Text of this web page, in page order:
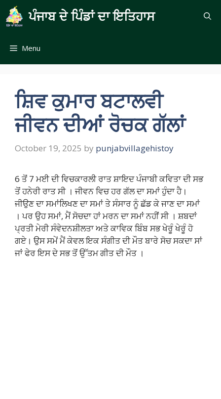
Skip
to
content
ਪੰਜਾਬ ਦੇ ਪਿੰਡਾਂ ਦਾ ਇਤਿਹਾਸ
Menu
ਸ਼ਿਵ ਕੁਮਾਰ ਬਟਾਲਵੀ
ਜੀਵਨ ਦੀਆਂ ਰੋਚਕ ਗੱਲਾਂ
October 19, 2025 by punjabvillagehistoy
6 ਤੋਂ 7 ਮਈ ਦੀ ਵਿਚਕਾਰਲੀ ਰਾਤ ਸ਼ਾਇਦ ਪੰਜਾਬੀ ਕਵਿਤਾ ਦੀ ਸਭ
ਤੋਂ ਹਨੇਰੀ ਰਾਤ ਸੀ । ਜੀਵਨ ਵਿਚ ਹਰ ਗੱਲ ਦਾ ਸਮਾਂ ਹੁੰਦਾ ਹੈ।
ਜੀਉਣ ਦਾ ਸਮਾਂਲਿਖਣ ਦਾ ਸਮਾਂ ਤੇ ਸੰਸਾਰ ਨੂੰ ਛੱਡ ਕੇ ਜਾਣ ਦਾ ਸਮਾਂ
। ਪਰ ਉਹ ਸਮਾਂ, ਮੈਂ ਸੋਚਦਾ ਹਾਂ ਮਰਨ ਦਾ ਸਮਾਂ ਨਹੀਂ ਸੀ । ਸ਼ਬਦਾਂ
ਪ੍ਰਤੀ ਮੇਰੀ ਸੰਵੇਦਨਸ਼ੀਲਤਾ ਅਤੇ ਕਾਵਿਕ ਬਿੰਬ ਸਭ ਖੇਰੂੰ ਖੇਰੂੰ ਹੋ
ਗਏ। ਉਸ ਸਮੇਂ ਮੈਂ ਕੇਵਲ ਇਕ ਸੰਗੀਤ ਦੀ ਮੌਤ ਬਾਰੇ ਸੋਚ ਸਕਦਾ ਸਾਂ
ਜਾਂ ਫੇਰ ਇਸ ਦੇ ਸਭ ਤੋਂ ਉੱਤਮ ਗੀਤ ਦੀ ਮੌਤ ।